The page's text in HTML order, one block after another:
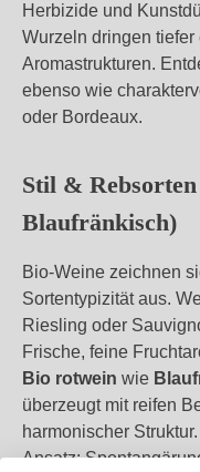
Herbizide und
Wurzeln dringen
Aromastrukturen.
ebenso wie
oder Bordeaux.
Stil &
Blaufränkisch)
Bio‑Weine zeichnen
Sortentypizität aus.
Riesling oder
Frische, feine
Bio rotwein wie
überzeugt mit reifen
harmonischer
Ansatz: